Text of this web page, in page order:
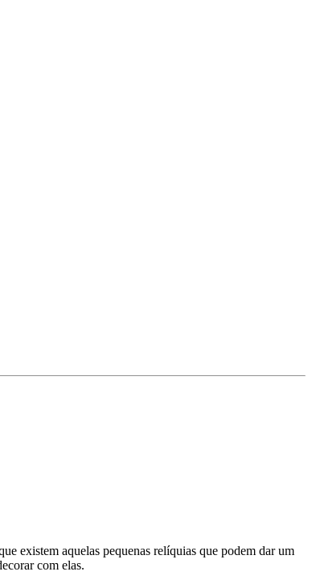
existem aquelas pequenas relíquias que podem dar um
com elas.